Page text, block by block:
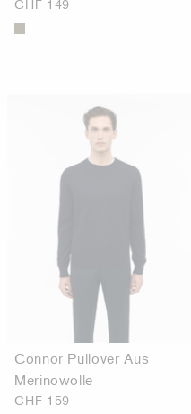
CHF 149
Connor Pullover Aus
Merinowolle
CHF 159